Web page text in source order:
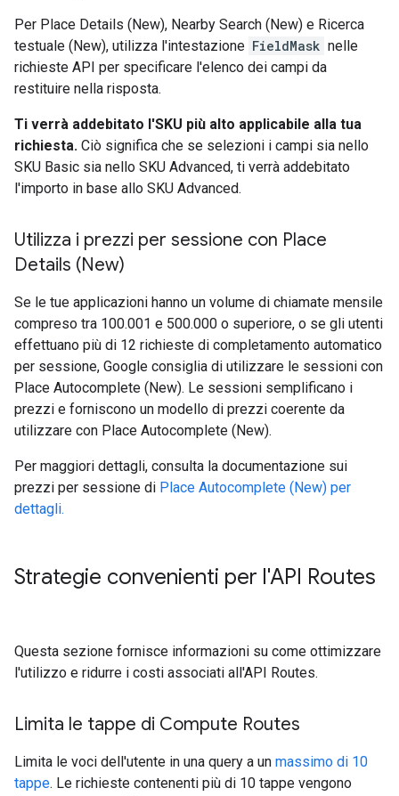
Per Place Details (New), Nearby Search (New) e Ricerca
testuale (New), utilizza l'intestazione FieldMask nelle
richieste API per specificare l'elenco dei campi da
restituire nella risposta.
Ti verrà addebitato l'SKU più alto applicabile alla tua
richiesta. Ciò significa che se selezioni i campi sia nello
SKU Basic sia nello SKU Advanced, ti verrà addebitato
l'importo in base allo SKU Advanced.
Utilizza i prezzi per sessione con Place
Details (New)
Se le tue applicazioni hanno un volume di chiamate mensile
compreso tra 100.001 e 500.000 o superiore, o se gli utenti
effettuano più di 12 richieste di completamento automatico
per sessione, Google consiglia di utilizzare le sessioni con
Place Autocomplete (New). Le sessioni semplificano i
prezzi e forniscono un modello di prezzi coerente da
utilizzare con Place Autocomplete (New).
Per maggiori dettagli, consulta la documentazione sui
prezzi per sessione di Place Autocomplete (New) per
dettagli.
Strategie convenienti per l'API Routes
Questa sezione fornisce informazioni su come ottimizzare
l'utilizzo e ridurre i costi associati all'API Routes.
Limita le tappe di Compute Routes
Limita le voci dell'utente in una query a un massimo di 10
tappe. Le richieste contenenti più di 10 tappe vengono